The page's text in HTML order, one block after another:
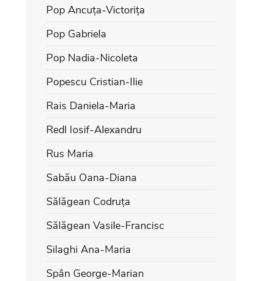
Pop Ancuța-Victorița
Pop Gabriela
Pop Nadia-Nicoleta
Popescu Cristian-Ilie
Rais Daniela-Maria
Redl Iosif-Alexandru
Rus Maria
Sabău Oana-Diana
Sălăgean Codruța
Sălăgean Vasile-Francisc
Silaghi Ana-Maria
Spân George-Marian